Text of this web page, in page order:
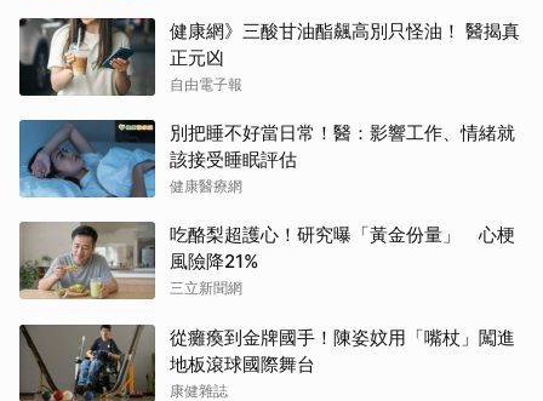
健康網》三酸甘油酯飆高別只怪油！ 醫揭真
正元凶
自由電子報
別把睡不好當日常！醫：影響工作、情緒就
該接受睡眠評估
健康醫療網
吃酪梨超護心！研究曝「黃金份量」 心梗
風險降21%
三立新聞網
從癱瘓到金牌國手！陳姿妏用「嘴杖」闖進
地板滾球國際舞台
康健雜誌